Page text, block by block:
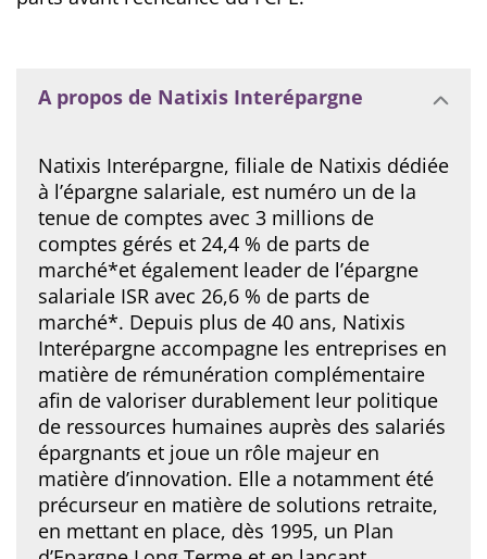
A propos de Natixis Interépargne
Natixis Interépargne, filiale de Natixis dédiée
à l’épargne salariale, est numéro un de la
tenue de comptes avec 3 millions de
comptes gérés et 24,4 % de parts de
marché*et également leader de l’épargne
salariale ISR avec 26,6 % de parts de
marché*. Depuis plus de 40 ans, Natixis
Interépargne accompagne les entreprises en
matière de rémunération complémentaire
afin de valoriser durablement leur politique
de ressources humaines auprès des salariés
épargnants et joue un rôle majeur en
matière d’innovation. Elle a notamment été
précurseur en matière de solutions retraite,
en mettant en place, dès 1995, un Plan